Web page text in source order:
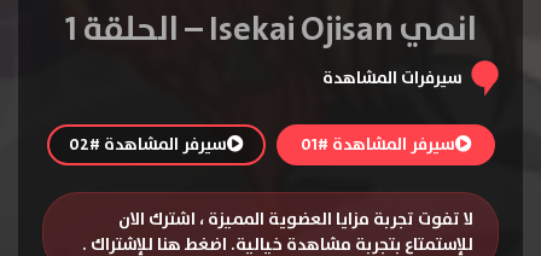
انمي Isekai Ojisan – الحلقة 1
سيرفرات المشاهدة
سيرفر المشاهدة #01 سيرفر المشاهدة #02
لا تفوت تجربة مزايا العضوية المميزة ، اشترك الان
للإستمتاع بتجربة مشاهدة خيالية. اضغط هنا للإشتراك .